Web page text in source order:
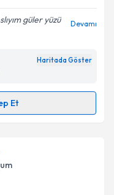
ilişkin
belirtilen
ediyorum.
güler yüzü
Devamı
Haritada Göster
Et
takvimi talebi
almanız için bir
bilgilendireceğiz.